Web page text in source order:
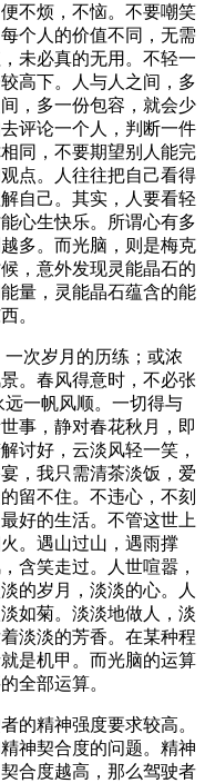
不烦，不恼。不要嘲笑
个人的价值不同，无需
未必真的无用。不轻一
高下。人与人之间，多
，多一份包容，就会少
评论一个人，判断一件
同，不要期望别人能完
点。人往往把自己看得
自己。其实，人要看轻
心生快乐。所谓心有多
多。而光脑，则是梅克
，意外发现灵能晶石的
量，灵能晶石蕴含的能
。
次岁月的历练；或浓
。春风得意时，不必张
一帆风顺。一切得与
事，静对春花秋月，即
讨好，云淡风轻一笑，
，我只需清茶淡饭，爱
留不住。不违心，不刻
好的生活。不管这世上
。遇山过山，遇雨撑
含笑走过。人世喧嚣，
的岁月，淡淡的心。人
如菊。淡淡地做人，淡
淡淡的芳香。在某种程
是机甲。而光脑的运算
全部运算。
的精神强度要求较高。
神契合度的问题。精神
合度越高，那么驾驶者